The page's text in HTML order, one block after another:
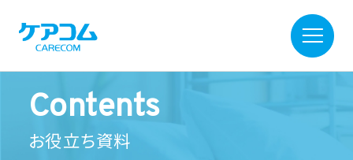
Contents
お役立ち資料